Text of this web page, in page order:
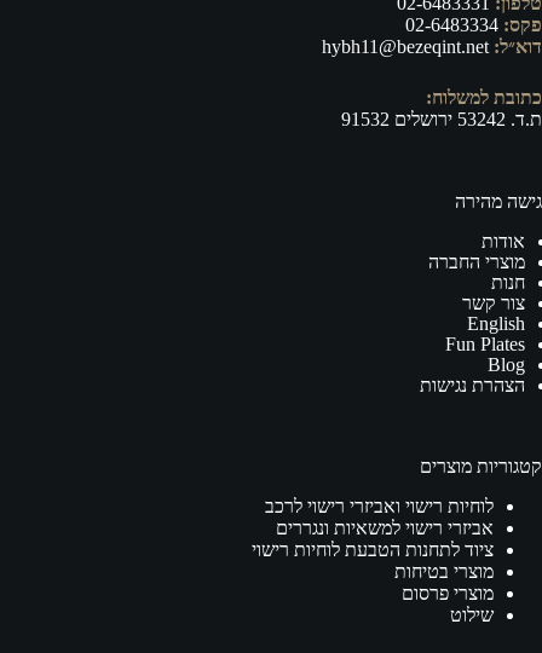
פקס:
דוא״ל: hybh11@bezeqint.net
כתובת למשלוח:
ת.ד. 53242 ירושלים 91532
גישה מהירה
אודות
מוצרי החברה
חנות
צור קשר
English
Fun Plates
Blog
הצהרת נגישות
קטגוריות מוצרים
לוחיות רישוי ואביזרי רישוי לרכב
אביזרי רישוי למשאיות ונגררים
ציוד לתחנות הטבעת לוחיות רישוי
מוצרי בטיחות
מוצרי פרסום
שילוט